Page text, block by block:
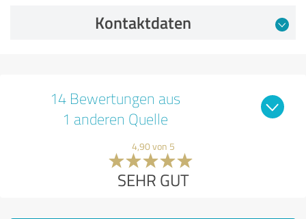
Kontaktdaten
14 Bewertungen aus
1 anderen Quelle
4,90 von 5
SEHR GUT